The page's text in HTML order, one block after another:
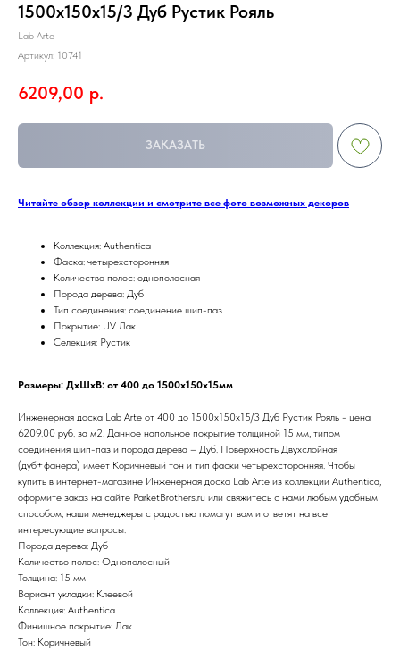
1500х150х15/3 Дуб Рустик Рояль
Lab Arte
Артикул: 10741
6209,00 р.
ЗАКАЗАТЬ
Читайте обзор коллекции и смотрите все фото возможных декоров
Коллекция: Authentica
Фаска: четырехсторонняя
Количество полос: однополосная
Порода дерева: Дуб
Тип соединения: соединение шип-паз
Покрытие: UV Лак
Селекция: Рустик
Размеры: ДхШхВ: от 400 до 1500х150х15мм
Инженерная доска Lab Arte от 400 до 1500х150х15/3 Дуб Рустик Рояль - цена
6209.00 руб. за м2. Данное напольное покрытие толщиной 15 мм, типом
соединения шип-паз и порода дерева – Дуб. Поверхность Двухслойная
(дуб+фанера) имеет Коричневый тон и тип фаски четырехсторонняя. Чтобы
купить в интернет-магазине Инженерная доска Lab Arte из коллекции Authentica,
оформите заказ на сайте ParketBrothers.ru или свяжитесь с нами любым удобным
способом, наши менеджеры с радостью помогут вам и ответят на все
интересующие вопросы.
Порода дерева: Дуб
Количество полос: Однополосный
Толщина: 15 мм
Вариант укладки: Клеевой
Коллекция: Authentica
Финишное покрытие: Лак
Тон: Коричневый